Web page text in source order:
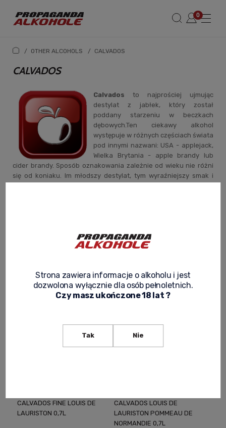
/ OTHER ALCOHOLS / CALVADOS
CALVADOS
Calvados to najprościej ujmując
destylat z jabłek, który został
poddany starzeniu w beczkach
dębowych.Ten ciekawy alkohol
występuje w różnych częściach świata
pod innymi nazwani: USA - applejack,
Wielka Brytania - apple brandy lub
cider brandy. Sposób oznakowania zależnie od wieku nie różni
się od koniaku. Im młodszy destylat, tym wyraźniejszy smak i
Filter/sort
CALVADOS FINE LOUIS DE
LAURISTON 0,7L
CALVADOS LOUIS DE
LAURISTON POMMEAU DE
NORMANDIE 0,7L
Strona zawiera informacje o alkoholu i jest
dozwolona wyłącznie dla osób pełnoletnich.
Czy masz ukończone 18 lat ?
Tak Nie